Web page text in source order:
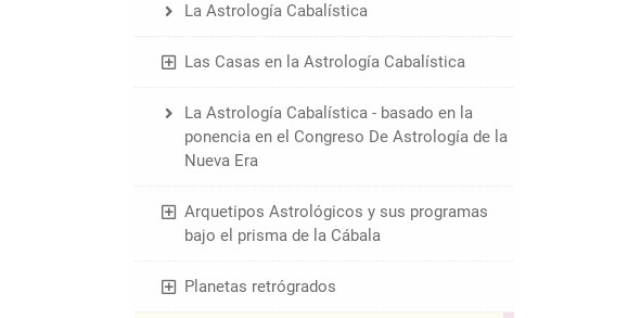
La Astrología Cabalística
Las Casas en la Astrología Cabalística
La Astrología Cabalística - basado en la
ponencia en el Congreso De Astrología de la
Nueva Era
Arquetipos Astrológicos y sus programas
bajo el prisma de la Cábala
Planetas retrógrados